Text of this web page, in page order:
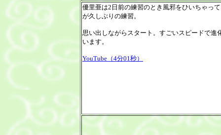
優里亜は2日前の練習のとき風邪をひいちゃっ
が久しぶりの練習。
思い出しながらスタート。すごいスピードで進
います。
YouTube（4分01秒）